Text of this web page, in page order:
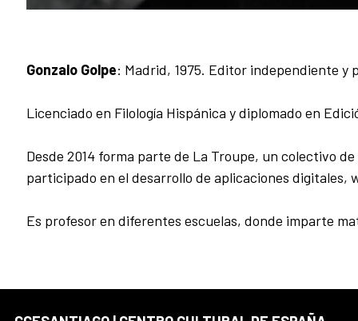
Gonzalo Golpe: Madrid, 1975. Editor independiente y
Licenciado en Filología Hispánica y diplomado en
Desde 2014 forma parte de La Troupe, un colectivo
participado en el desarrollo de aplicaciones
Es profesor en diferentes escuelas, donde imparte